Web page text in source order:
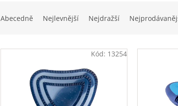
a
n
Abecedně Nejlevnější Nejdražší
V Kód: 13254